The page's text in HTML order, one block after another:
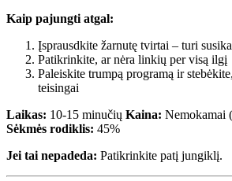
Kaip pajungti atgal:
Įsprausdkite žarnutę tvirtai – turi
Patikrinkite, ar nėra linkių per visą ilgį
Paleiskite trumpą programą ir
teisingai
Laikas: 10-15 minučių Kaina: Nemokamai
Sėkmės rodiklis: 45%
Jei tai nepadeda: Patikrinkite patį jungiklį.